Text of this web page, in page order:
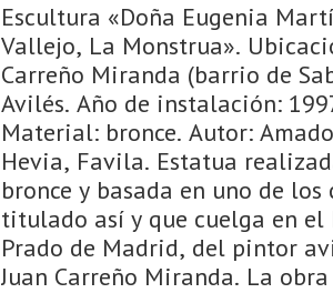
Escultura «Doña Eugenia
Vallejo, La Monstrua».
Carreño Miranda (barrio de
Avilés. Año de instalación:
Material: bronce. Autor:
Hevia, Favila. Estatua
bronce y basada en uno de los
titulado así y que cuelga en el
Prado de Madrid, del pintor
Juan Carreño Miranda. La